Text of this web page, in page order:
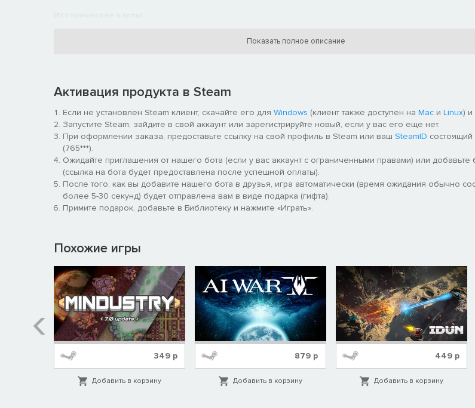
Ландшафт новых карт создается случайным образом, переигрывать их можно до бесконечности — но
Великая Турецкая война
Северная война
Наполеоновские войны
Русско-турецкие войны
Показать полное описание
Активация продукта в Steam
Если не установлен Steam клиент, скачайте его для Windows (клиент также доступен на Mac и Linux) и
Запустите Steam, зайдите в свой аккаунт или зарегистрируйте новый, если у вас его еще нет.
При оформлении заказа, предоставьте ссылку на свой профиль в Steam или ваш SteamID состоящий
(765***).
Ожидайте приглашения от нашего бота (если у вас аккаунт с ограниченными правами) или добавьте
(ссылка на бота будет предоставлена после успешной оплаты).
После того, как вы добавите нашего бота в друзья, игра автоматически (время ожидания обычно
более 5-30 секунд) будет отправлена вам в виде подарка (гифта).
Примите подарок, добавьте в Библиотеку и нажмите «Играть».
Похожие игры
349р
Добавить в корзину
879 р
Добавить в корзину
449 р
Добавить в корзину